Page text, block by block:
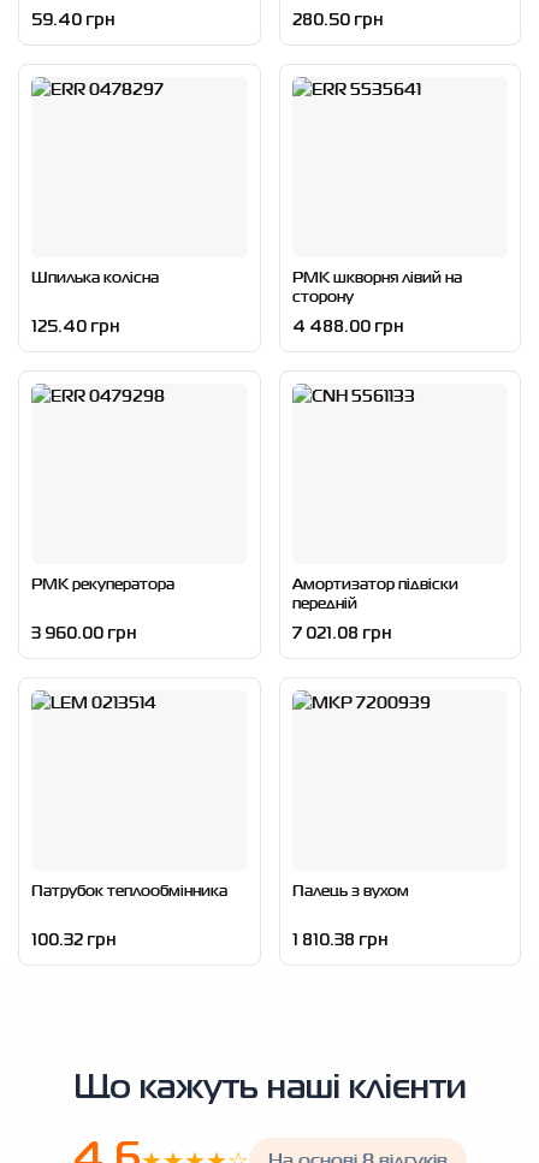
59.40 грн 280.50 грн
Шпилька колісна
125.40 грн
РМК шкворня лівий на
сторону
4 488.00 грн
РМК рекуператора
3 960.00 грн
Амортизатор підвіски
передній
7 021.08 грн
Патрубок теплообмінника
100.32 грн
Палець з вухом
1 810.38 грн
Що кажуть наші клієнти